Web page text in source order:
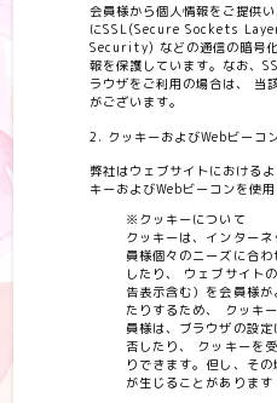
会員様から個人情報をご提供
にSSL(Secure Sockets
Security) などの通信の暗号
報を保護しています。なお、
ラウザをご利用の場合は、 当
がございます。
クッキーおよびWebビーコ
弊社はウェブサイトにおける
キーおよびWebビーコンを使
※クッキーについて
クッキーは、インター
員様個々のニーズに合
したり、 ウェブサイト
告表示含む）を会員様
たりするため、 クッキ
員様は、ブラウザの設
否したり、 クッキーを
りできます。但し、そ
が生じることがあります